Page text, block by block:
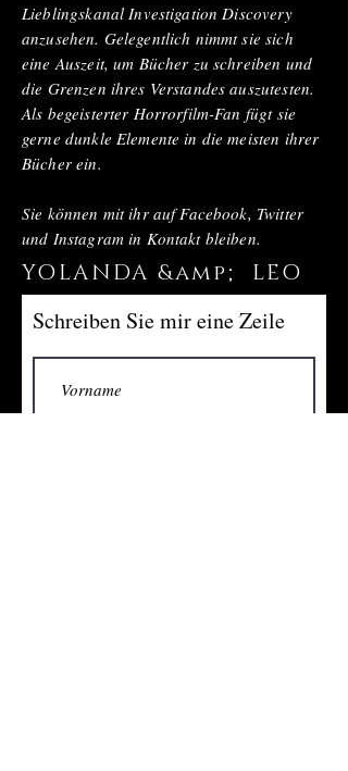
Lieblingskanal Investigation Discovery
anzusehen. Gelegentlich nimmt sie sich
eine Auszeit, um Bücher zu schreiben und
die Grenzen ihres Verstandes auszutesten.
Als begeisterter Horrorfilm-Fan fügt sie
gerne dunkle Elemente in die meisten ihrer
Bücher ein.
Sie können mit ihr auf Facebook, Twitter
und Instagram in Kontakt bleiben.
YOLANDA &amp; LEO
Schreiben Sie mir eine Zeile